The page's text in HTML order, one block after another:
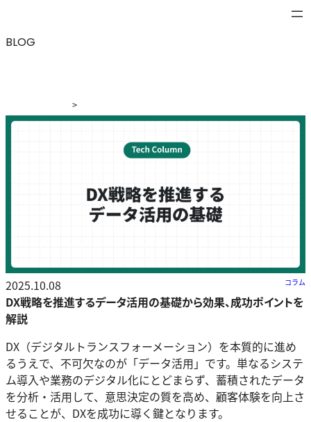
BLOG
>
ブログ>DX戦略を推進するデータ活用の基礎から効果、成
2025.10.08 コラム
DX戦略を推進するデータ活用の基礎から効果、成功ポイントを
解説
DX（デジタルトランスフォーメーション）を本質的に進め
るうえで、不可欠なのが「データ活用」です。単なるシステ
ム導入や業務のデジタル化にとどまらず、蓄積されたデータ
を分析・活用して、意思決定の質を高め、顧客体験を向上さ
せることが、DXを成功に導く鍵となります。